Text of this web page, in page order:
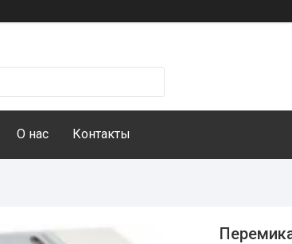
О нас Контакты